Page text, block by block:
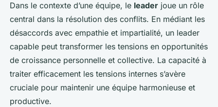
Dans le contexte d’une équipe, le leader joue un rôle
central dans la résolution des conflits. En médiant les
désaccords avec empathie et impartialité, un leader
capable peut transformer les tensions en opportunités
de croissance personnelle et collective. La capacité à
traiter efficacement les tensions internes s’avère
cruciale pour maintenir une équipe harmonieuse et
productive.